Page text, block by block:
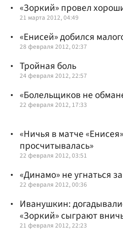
«Зоркий» провел
21 марта 2012, 04:49
«Енисей» добился
28 февраля 2012, 02:37
Тройная боль
24 февраля 2012, 22:57
«Болельщиков не
22 февраля 2012, 17:33
«Ничья в матче
просчитывалась»
22 февраля 2012, 03:51
«Динамо» не угнаться
22 февраля 2012, 00:36
Иванушкин:
«Зоркий» сыграют
21 февраля 2012, 22:23